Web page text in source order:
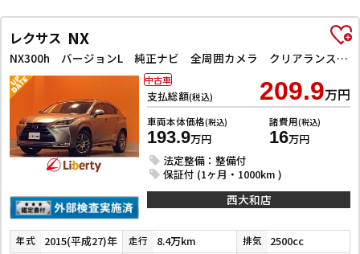
レクサス NX
NX300h バージョンL 純正ナビ 全周囲カメラ クリアランスソナー オートクルーズコントロール レーンアシスト パワーシート 衝突被害軽減システム サンルーフ ナビ TV オートマチックハイビーム オートライト
支払総額(税込) 209.9万円
車両本体価格(税込)
193.9万円
諸費用(税込)
16万円
法定整備：整備付
保証付 (1ヶ月・1000km )
中古車
西大和店
年式 2015(平成27)年 走行 8.4万km 排気 2500cc